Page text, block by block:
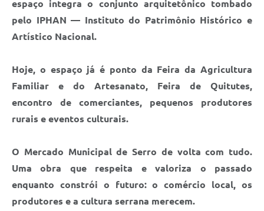
Notícias
Contato
Radar da Transparência Pública
Listagem de Contribuintes Inscritos na Dívida Ativa do
espaço integra o conjunto arquitetônico tombado
pelo IPHAN — Instituto do Patrimônio Histórico e
Artístico Nacional.
Hoje, o espaço já é ponto da Feira da Agricultura
Familiar e do Artesanato, Feira de Quitutes,
encontro de comerciantes, pequenos produtores
rurais e eventos culturais.
O Mercado Municipal de Serro de volta com tudo.
Uma obra que respeita e valoriza o passado
enquanto constrói o futuro: o comércio local, os
produtores e a cultura serrana merecem.